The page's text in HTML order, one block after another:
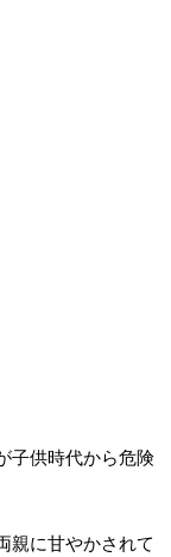
子供時代から危険
親に甘やかされて